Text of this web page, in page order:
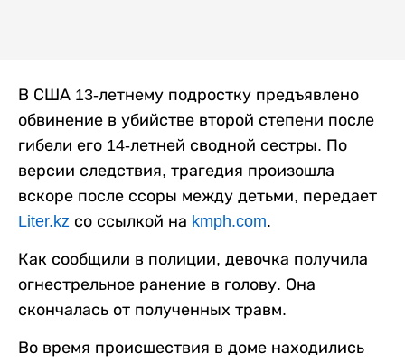
В США 13-летнему подростку предъявлено
обвинение в убийстве второй степени после
гибели его 14-летней сводной сестры. По
версии следствия, трагедия произошла
вскоре после ссоры между детьми, передает
Liter.kz со ссылкой на kmph.com.
Как сообщили в полиции, девочка получила
огнестрельное ранение в голову. Она
скончалась от полученных травм.
Во время происшествия в доме находились